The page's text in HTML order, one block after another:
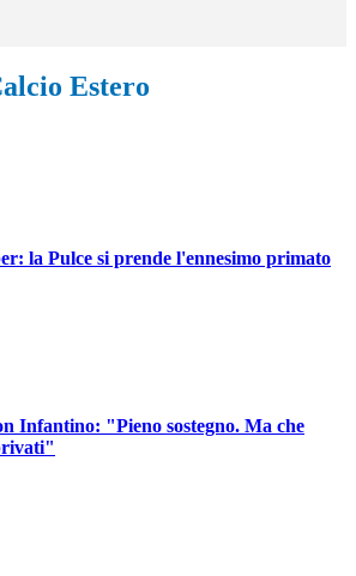
Estero
la Pulce si prende l'ennesimo primato
Infantino: "Pieno sostegno. Ma che